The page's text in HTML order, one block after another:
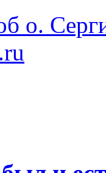
о.